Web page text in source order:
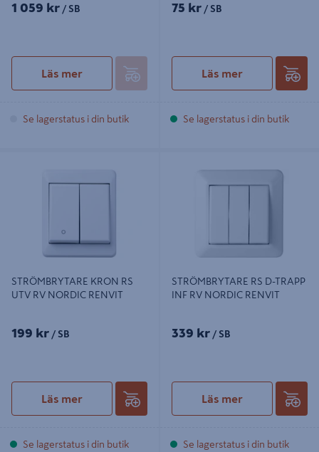
1 059 kr / SB
Läs mer
Se lagerstatus i din butik
75 kr / SB
Läs mer
Se lagerstatus i din butik
STRÖMBRYTARE KRON RS
UTV RV NORDIC RENVIT
199 kr / SB
Läs mer
Se lagerstatus i din butik
RV NORDIC RENVIT
STRÖMBRYTARE RS D-TRAPP
INF RV NORDIC RENVIT
339 kr / SB
Läs mer
Se lagerstatus i din butik